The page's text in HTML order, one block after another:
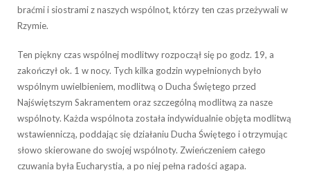
braćmi i siostrami z naszych wspólnot, którzy ten czas przeżywali w
Rzymie.
Ten piękny czas wspólnej modlitwy rozpoczął się po godz. 19, a
zakończył ok. 1 w nocy. Tych kilka godzin wypełnionych było
wspólnym uwielbieniem, modlitwą o Ducha Świętego przed
Najświętszym Sakramentem oraz szczególną modlitwą za nasze
wspólnoty. Każda wspólnota została indywidualnie objęta modlitwą
wstawienniczą, poddając się działaniu Ducha Świętego i otrzymując
słowo skierowane do swojej wspólnoty. Zwieńczeniem całego
czuwania była Eucharystia, a po niej pełna radości agapa.